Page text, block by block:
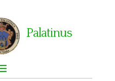
Palatinus